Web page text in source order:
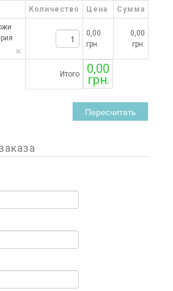
Количество Цена Сумма
×
0,00
грн.
0,00
грн.
Итого 0,00
грн.
Пересчитать